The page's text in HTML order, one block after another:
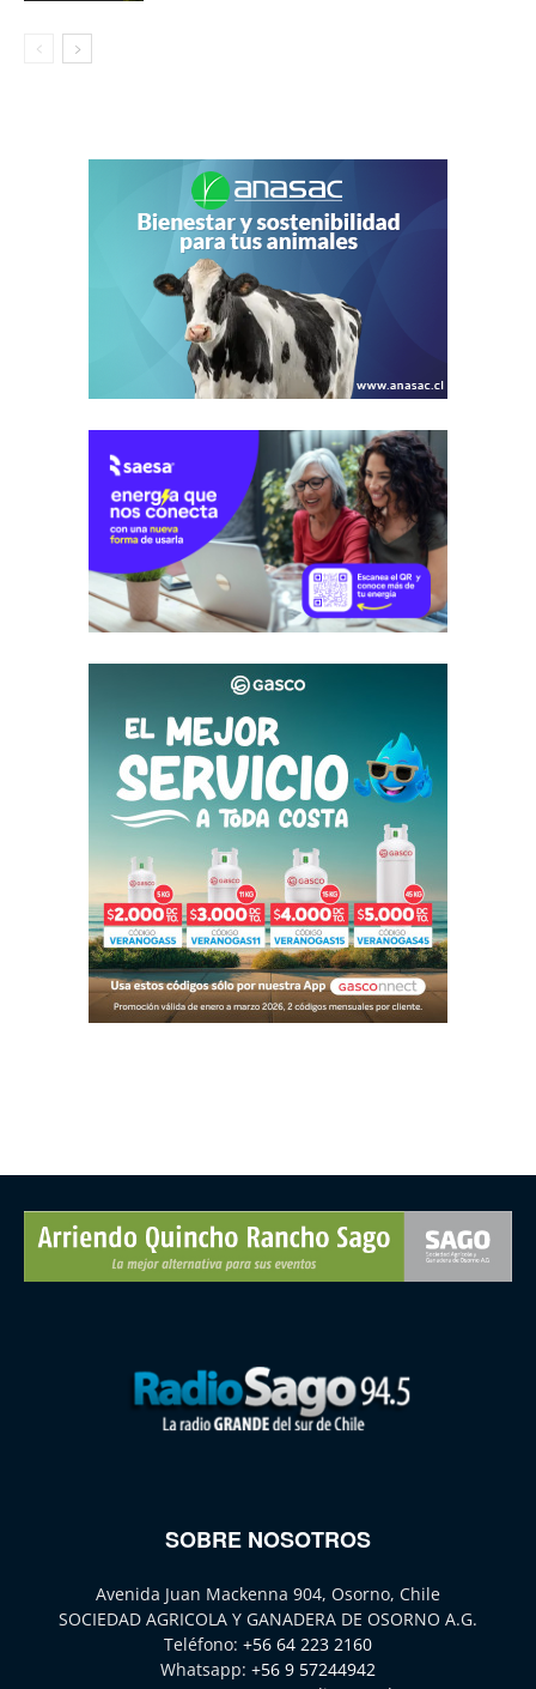
SOBRE NOSOTROS
Avenida Juan Mackenna 904, Osorno, Chile
SOCIEDAD AGRICOLA Y GANADERA DE OSORNO A.G.
Teléfono: +56 64 223 2160
Whatsapp: +56 9 57244942